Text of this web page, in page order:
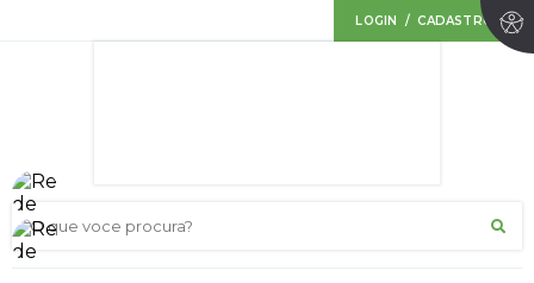
LOGIN / CADASTRO
O que voce procura?